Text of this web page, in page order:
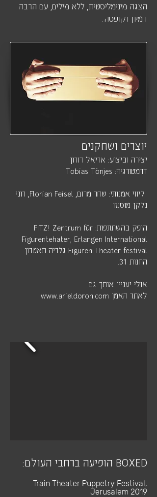
הצגה מינימליסטית, ללא מילים, עם הרבה
דמיון וקופסה.
יוצרים ושחקנים
יצירה וביצוע: אריאל דורון
דרמטורגיה: Tobias Tönjes
ליווי אמנותי: שחר מרום, Florian Feisel, רוני
נלקן מוסנזו
הופק בהשתתפות: FITZ! Zentrum für
Figurentehater, Erlangen International
Figuren Theater festival גלריה תאטרון
החנות 31.
אולי יעניין אותך גם
לאתר האמן www.arieldoron.com
BOXED הופיעה ברחבי העולם:
Train Theater Puppetry Festival,
Jerusalem 2019